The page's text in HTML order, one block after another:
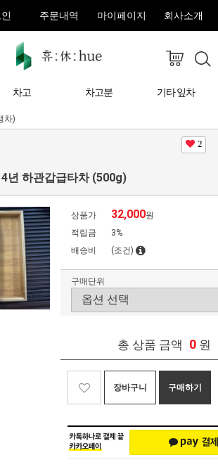
주문내역 마이페이지 회사소개
차고 차고분 기타 잎차
차)
2
년 하관갑급타차 (500g)
상품가 32,000원
적립금
3%
배송비
(조건)
구매단위
총 상품 금액 0 원
장바구니 구매하기